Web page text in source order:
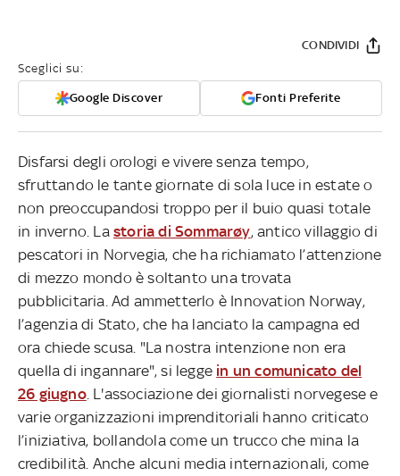
Sceglici su:
Google Discover Fonti Preferite
CONDIVIDI
Disfarsi degli orologi e vivere senza tempo,
sfruttando le tante giornate di sola luce in estate o
non preoccupandosi troppo per il buio quasi totale
in inverno. La storia di Sommarøy, antico villaggio di
pescatori in Norvegia, che ha richiamato l’attenzione
di mezzo mondo è soltanto una trovata
pubblicitaria. Ad ammetterlo è Innovation Norway,
l’agenzia di Stato, che ha lanciato la campagna ed
ora chiede scusa. "La nostra intenzione non era
quella di ingannare", si legge in un comunicato del
26 giugno. L'associazione dei giornalisti norvegese e
varie organizzazioni imprenditoriali hanno criticato
l’iniziativa, bollandola come un trucco che mina la
credibilità. Anche alcuni media internazionali, come